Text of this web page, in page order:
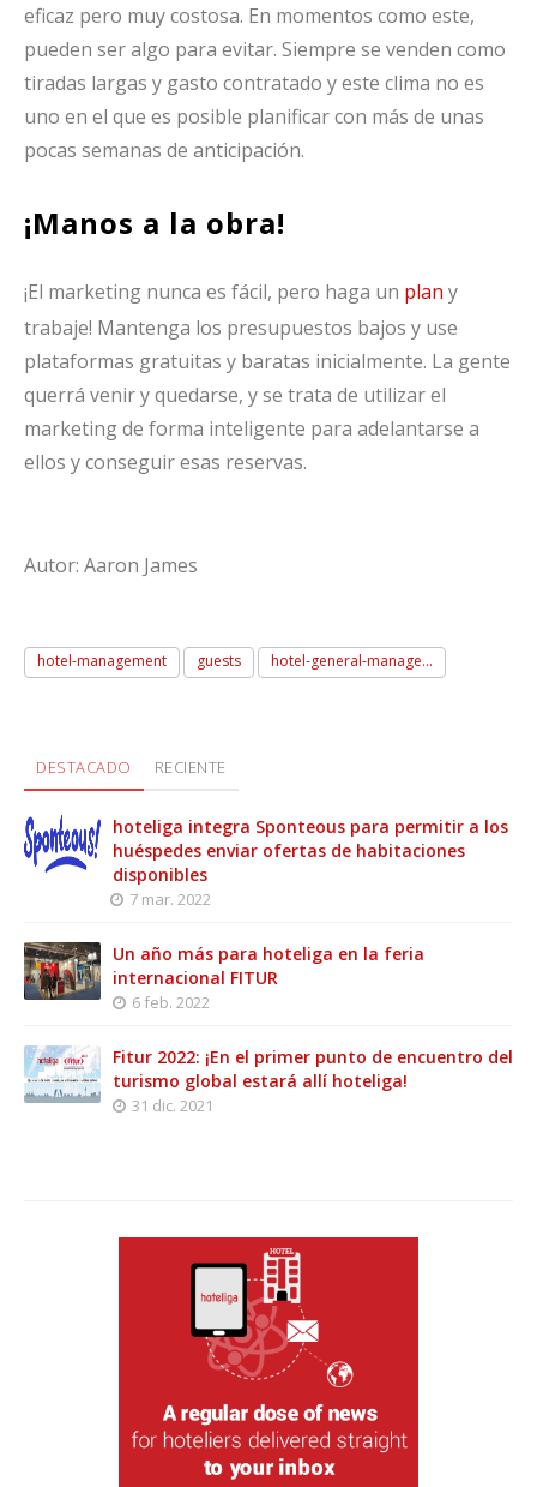
eficaz pero muy costosa. En momentos como este,
pueden ser algo para evitar. Siempre se venden como
tiradas largas y gasto contratado y este clima no es
uno en el que es posible planificar con más de unas
pocas semanas de anticipación.
¡Manos a la obra!
¡El marketing nunca es fácil, pero haga un plan y
trabaje! Mantenga los presupuestos bajos y use
plataformas gratuitas y baratas inicialmente. La gente
querrá venir y quedarse, y se trata de utilizar el
marketing de forma inteligente para adelantarse a
ellos y conseguir esas reservas.
Autor: Aaron James
hotel-management guests hotel-general-manage...
DESTACADO RECIENTE
hoteliga integra Sponteous para permitir a los
huéspedes enviar ofertas de habitaciones
disponibles
7 mar. 2022
Un año más para hoteliga en la feria
internacional FITUR
6 feb. 2022
Fitur 2022: ¡En el primer punto de encuentro del
turismo global estará allí hoteliga!
31 dic. 2021